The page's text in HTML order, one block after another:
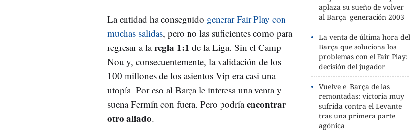
aplaza su sueño de volver
al Barça: generación 2003
La venta de última hora del
Barça que soluciona los
problemas con el Fair Play:
decisión del jugador
Vuelve el Barça de las
remontadas: victoria muy
sufrida contra el Levante
tras una primera parte
agónica
La entidad ha conseguido generar Fair Play con
muchas salidas, pero no las suficientes como para
regresar a laregla 1:1 de la Liga. Sin el Camp
Nou y, consecuentemente, la validación de los
100 millones de los asientos Vip era casi una
utopía. Por eso al Barça le interesa una venta y
suena Fermín con fuera. Pero podríaencontrar
otro aliado.